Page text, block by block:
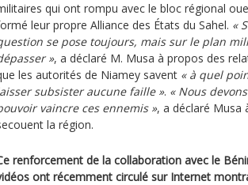
qui ont rompu avec le bloc régional
leur propre Alliance des États du Sahel. «
se pose toujours, mais sur le plan
», a déclaré M. Musa à propos des
les autorités de Niamey savent « à quel
subsister aucune faille ». « Nous
vaincre ces ennemis », a déclaré Musa
la région.
renforcement de la collaboration avec le
ont récemment circulé sur Internet